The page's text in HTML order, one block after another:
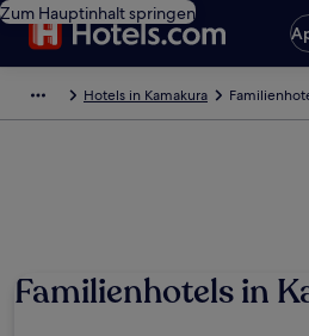
Zum Hauptinhalt springen
Hotels in Kamakura
Familienhotels in